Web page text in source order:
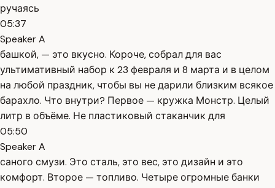
ручаясь
05:37
Speaker A
башкой, — это вкусно. Короче, собрал для вас
ультимативный набор к 23 февраля и 8 марта и в целом
на любой праздник, чтобы вы не дарили близким всякое
барахло. Что внутри? Первое — кружка Монстр. Целый
литр в объёме. Не пластиковый стаканчик для
05:50
Speaker A
саного смузи. Это сталь, это вес, это дизайн и это
комфорт. Второе — топливо. Четыре огромные банки